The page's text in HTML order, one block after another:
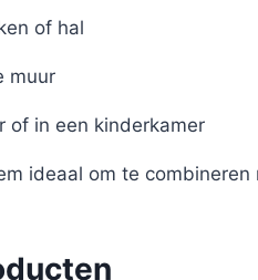
of hal
muur
of in een kinderkamer
ideaal om te